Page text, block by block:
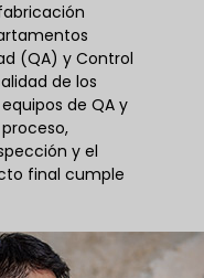
(QA) y Control
de los
de QA y
y el
final cumple